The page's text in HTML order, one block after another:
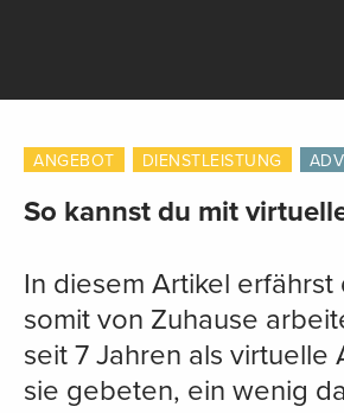
ANGEBOT DIENSTLEISTUNG
So kannst du mit
In diesem Artikel
somit von Zuhause
seit 7 Jahren als
sie gebeten, ein wenig